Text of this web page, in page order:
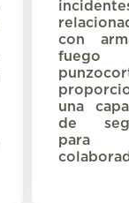
con
una
de
para